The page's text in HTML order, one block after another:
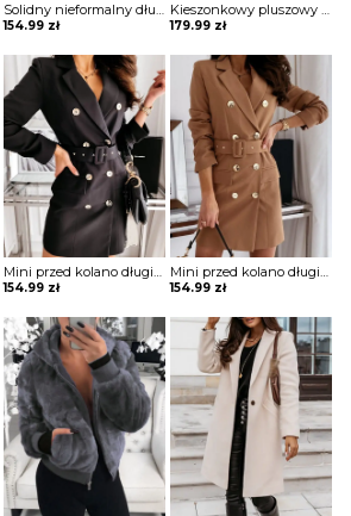
Solidny nieformalny długi płaszcz z kieszeniami zapinany na guziki kurtka Annagret
154.99 zł
Kieszonkowy pluszowy płaszcz z długim rękawem i kapturem kurtka Minjung
179.99 zł
Mini przed kolano długi rękaw dekolt V luźna guziki żakiet płaszcz rozpinana elegancka Cara
154.99 zł
Mini przed kolano długi rękaw dekolt V luźna guziki żakiet płaszcz rozpinana elegancka Cara
154.99 zł